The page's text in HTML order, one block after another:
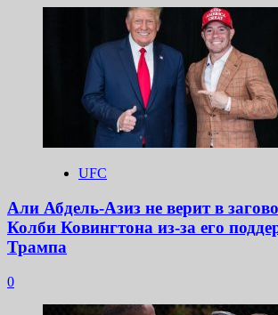
UFC
Али Абдель-Азиз не верит в
Колби Ковингтона из-за его
Трампа
0